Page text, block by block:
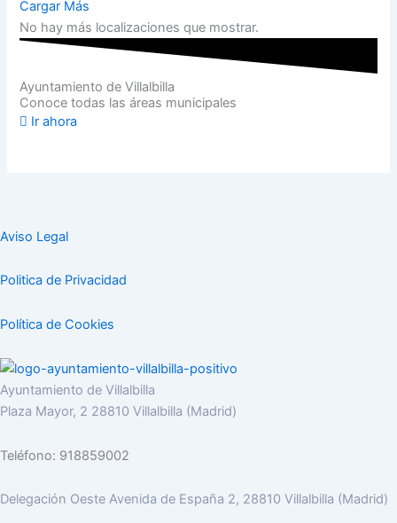
Cargar Más
No hay más localizaciones que mostrar.
Ayuntamiento de Villalbilla
Conoce todas las áreas municipales
Ir ahora
Aviso Legal
Politica de Privacidad
Política de Cookies
Ayuntamiento de Villalbilla
Plaza Mayor, 2 28810 Villalbilla (Madrid)
Teléfono: 918859002
Delegación Oeste Avenida de España 2, 28810 Villalbilla (Madrid)